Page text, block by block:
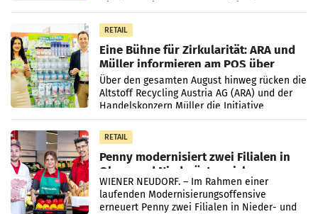
RETAIL
Eine Bühne für Zirkularität: ARA und
Müller informieren am POS über
Kreislauffähigkeit
Über den gesamten August hinweg rücken die
Altstoff Recycling Austria AG (ARA) und der
Handelskonzern Müller die Initiative
„Kreislauf-Helden“ in allen österreichischen
Müller-Filialen
RETAIL
Penny modernisiert zwei Filialen in
Ober- und Niederösterreich
WIENER NEUDORF. – Im Rahmen einer
laufenden Modernisierungsoffensive
erneuert Penny zwei Filialen in Nieder- und